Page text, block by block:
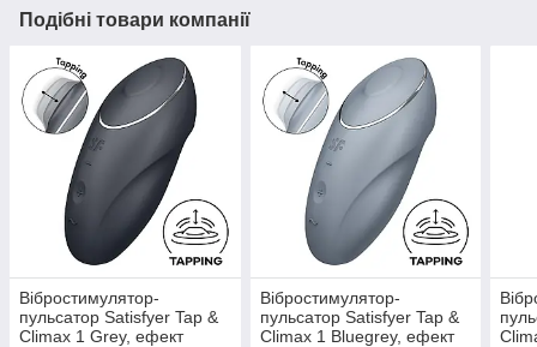
Подібні товари компанії
Вібростимулятор-
пульсатор Satisfyer Tap &
Climax 1 Grey, ефект
Вібростимулятор-
пульсатор Satisfyer Tap &
Climax 1 Bluegrey, ефект